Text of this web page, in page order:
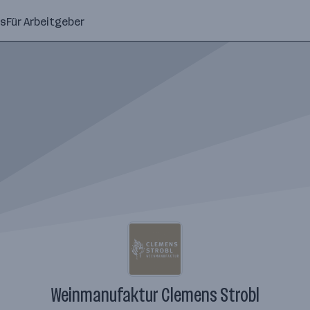
Für Arbeitgeber
Weinmanufaktur Clemens Strobl